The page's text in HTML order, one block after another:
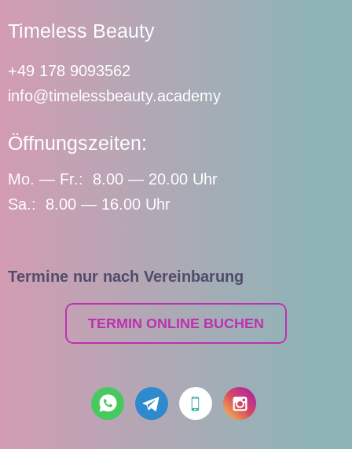
Timeless Beauty
+49 178 9093562
info@timelessbeauty.academy
Öffnungszeiten:
Mo. — Fr.: 8.00 — 20.00 Uhr
Sa.: 8.00 — 16.00 Uhr
Termine nur nach Vereinbarung
TERMIN ONLINE BUCHEN